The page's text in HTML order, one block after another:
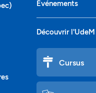
Événements
Découvrir l'UdeM
Cursus